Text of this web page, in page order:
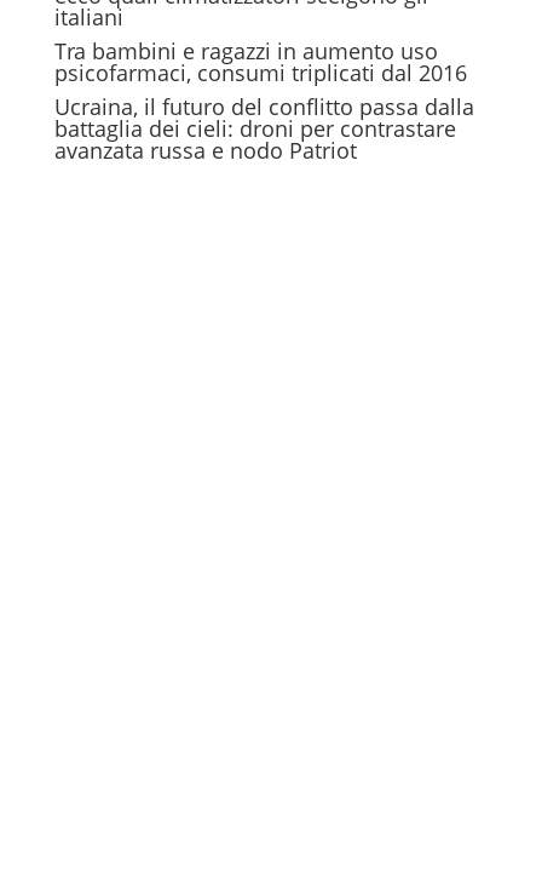
italiani
Tra bambini e ragazzi in aumento uso
psicofarmaci, consumi triplicati dal 2016
Ucraina, il futuro del conflitto passa dalla
battaglia dei cieli: droni per contrastare
avanzata russa e nodo Patriot